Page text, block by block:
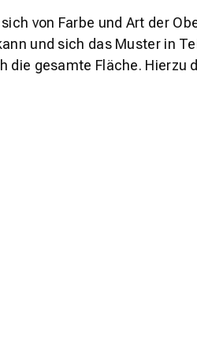
von Farbe und Art der
und sich das Muster in
gesamte Fläche. Hierzu